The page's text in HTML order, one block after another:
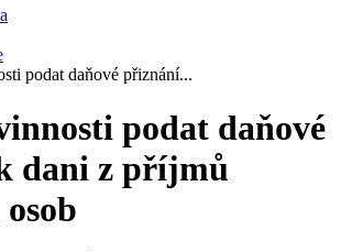
podat daňové přiznání...
podat daňové
dani z příjmů